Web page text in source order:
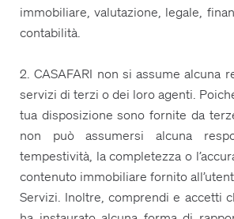
immobiliare, valutazione, legale,
contabilità.
2. CASAFARI non si assume alcuna
servizi di terzi o dei loro agenti.
tua disposizione sono fornite da
non può assumersi alcuna
tempestività, la completezza o
contenuto immobiliare fornito
Servizi. Inoltre, comprendi e accetti